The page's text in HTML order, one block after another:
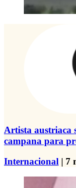
Artista austriaca
campana para
Internacional | 7